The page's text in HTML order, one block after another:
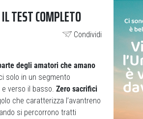
TEST COMPLETO
Condividi
degli amatori che amano
solo in un segmento
verso il basso. Zero sacrifici
che caratterizza l’avantreno
si percorrono tratti